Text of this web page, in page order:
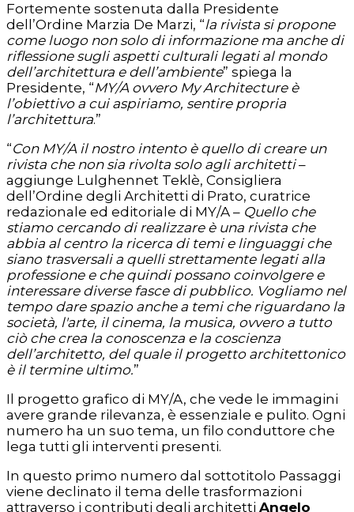
Fortemente sostenuta dalla Presidente
dell’Ordine Marzia De Marzi, “la rivista si propone
come luogo non solo di informazione ma anche di
riflessione sugli aspetti culturali legati al mondo
dell’architettura e dell’ambiente” spiega la
Presidente, “MY/A ovvero My Architecture è
l’obiettivo a cui aspiriamo, sentire propria
l’architettura.”
“Con MY/A il nostro intento è quello di creare un
rivista che non sia rivolta solo agli architetti–
aggiunge Lulghennet Teklè, Consigliera
dell’Ordine degli Architetti di Prato, curatrice
redazionale ed editoriale di MY/A – Quello che
stiamo cercando di realizzare è una rivista che
abbia al centro la ricerca di temi e linguaggi che
siano trasversali a quelli strettamente legati alla
professione e che quindi possano coinvolgere e
interessare diverse fasce di pubblico. Vogliamo nel
tempo dare spazio anche a temi che riguardano la
società, l'arte, il cinema, la musica, ovvero a tutto
ciò che crea la conoscenza e la coscienza
dell’architetto, del quale il progetto architettonico
è il termine ultimo.”
Il progetto grafico di MY/A, che vede le immagini
avere grande rilevanza, è essenziale e pulito. Ogni
numero ha un suo tema, un filo conduttore che
lega tutti gli interventi presenti.
In questo primo numero dal sottotitolo Passaggi
viene declinato il tema delle trasformazioni
attraverso i contributi degli architetti Angelo